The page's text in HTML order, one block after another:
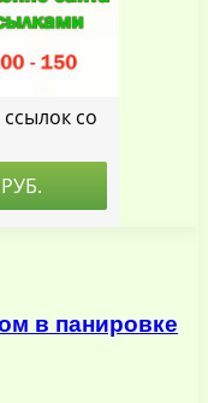
в панировке